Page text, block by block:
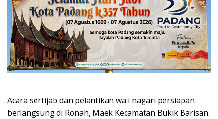
Acara sertijab dan pelantikan wali nagari persiapan
berlangsung di Ronah, Maek Kecamatan Bukik Barisan.